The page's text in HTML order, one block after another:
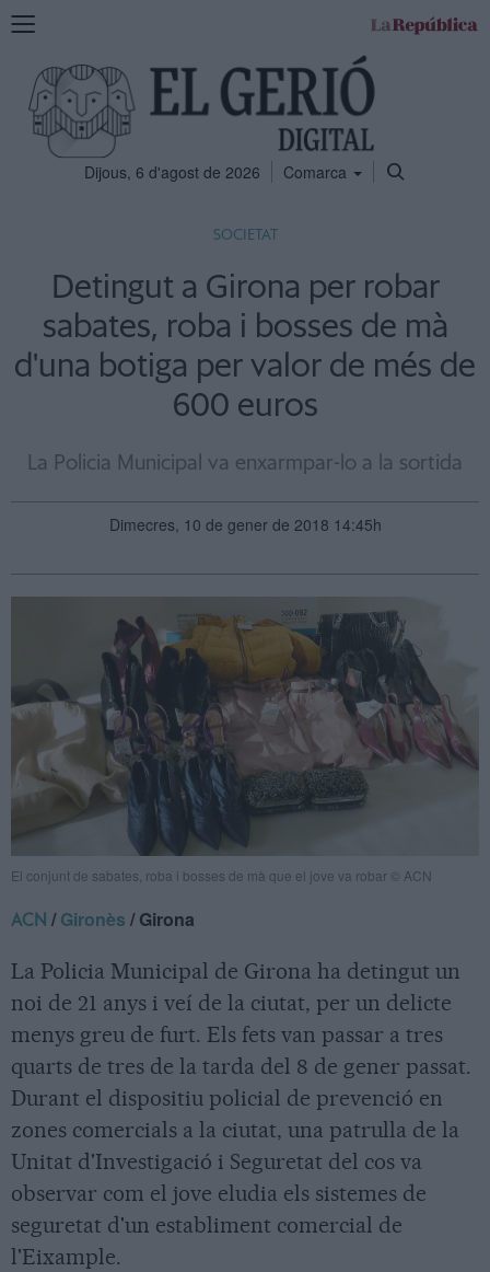
Mostra
navegació
Dijous, 6 d'agost de 2026 Comarca
SOCIETAT
Detingut a Girona per robar
sabates, roba i bosses de mà
d'una botiga per valor de més de
600 euros
La Policia Municipal va enxarmpar-lo a la sortida
Dimecres, 10 de gener de 2018 14:45h
El conjunt de sabates, roba i bosses de mà que el jove va robar © ACN
ACN /Gironès / Girona
La Policia Municipal de Girona ha detingut un
noi de 21 anys i veí de la ciutat, per un delicte
menys greu de furt. Els fets van passar a tres
quarts de tres de la tarda del 8 de gener passat.
Durant el dispositiu policial de prevenció en
zones comercials a la ciutat, una patrulla de la
Unitat d'Investigació i Seguretat del cos va
observar com el jove eludia els sistemes de
seguretat d'un establiment comercial de
l'Eixample.